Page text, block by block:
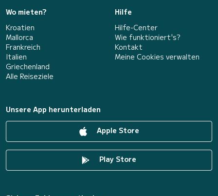
Wo mieten?
Kroatien
Mallorca
Frankreich
Italien
Griechenland
Alle Reiseziele
Hilfe
Hilfe-Center
Wie funktioniert's?
Kontakt
Meine Cookies verwalten
Unsere App herunterladen
Apple Store
Play Store